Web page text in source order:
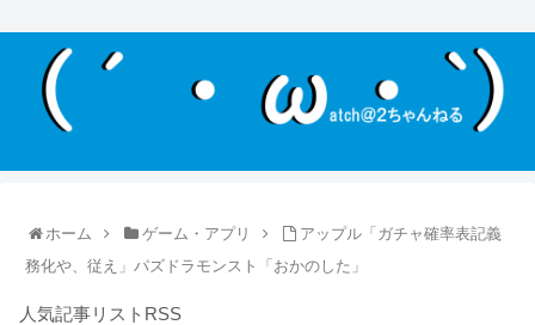
ホーム ゲーム・アプリ
アップル「ガチャ確率表記義
務化や、従え」パズドラモンスト「おかのした」
人気記事リストRSS